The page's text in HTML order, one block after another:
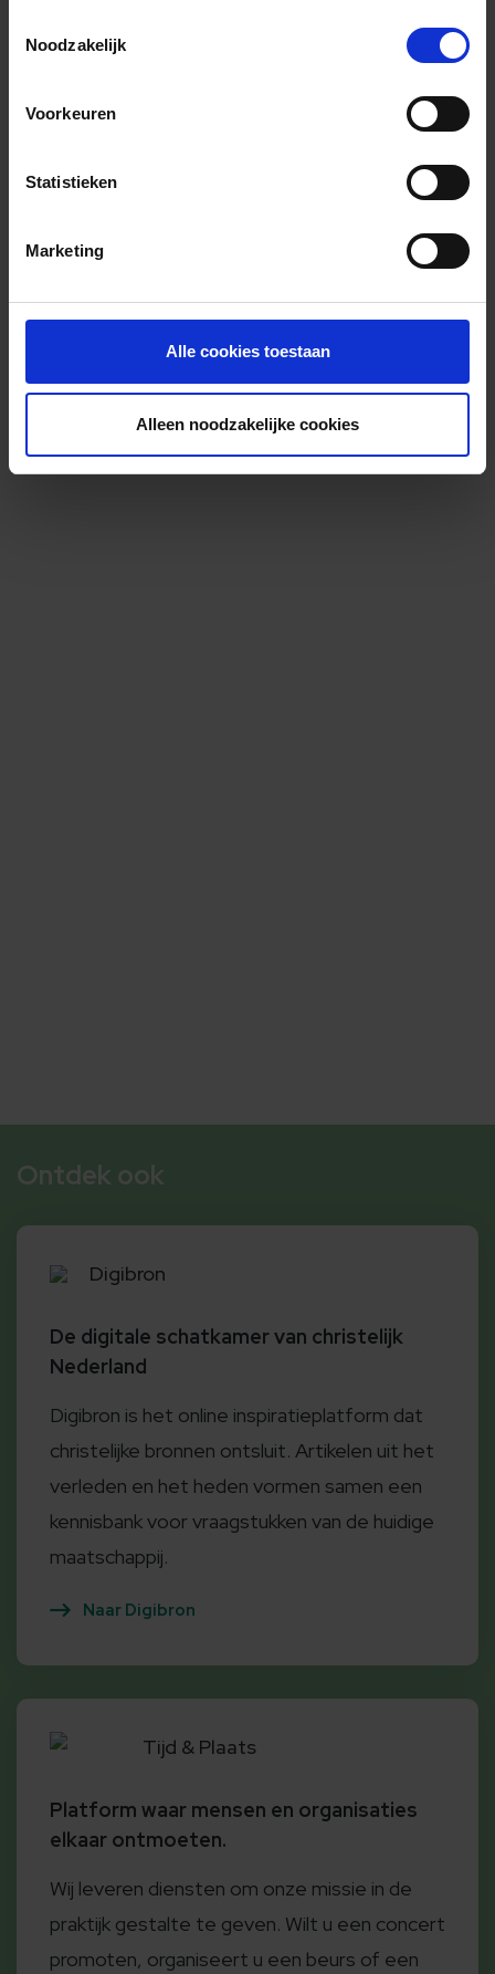
Noodzakelijk
Voorkeuren
Statistieken
Marketing
Alle cookies toestaan
Alleen noodzakelijke cookies
Ontdek ook
Digibron
De digitale schatkamer van christelijk
Nederland
Digibron is het online inspiratieplatform dat
christelijke bronnen ontsluit. Artikelen uit het
verleden en het heden vormen samen een
kennisbank voor vraagstukken van de huidige
maatschappij.
Naar Digibron
Tijd & Plaats
Platform waar mensen en organisaties
elkaar ontmoeten.
Wij leveren diensten om onze missie in de
praktijk gestalte te geven. Wilt u een concert
promoten, organiseert u een beurs of een